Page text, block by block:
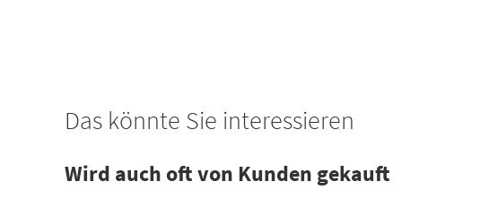
Das könnte Sie interessieren
Wird auch oft von Kunden gekauft